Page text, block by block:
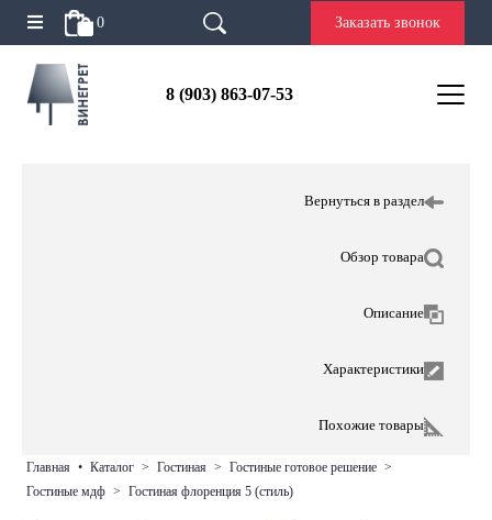
0 Заказать звонок
8 (903) 863-07-53
Вернуться в раздел
Обзор товара
Описание
Характеристики
Похожие товары
главная • каталог > гостиная > гостиные готовое решение >
гостиные мдф > гостиная флоренция 5 (стиль)